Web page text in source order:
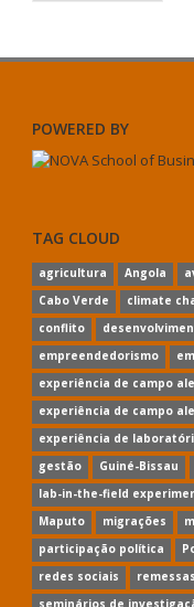
POWERED BY
TAG CLOUD
agricultura Angola
Cabo Verde
climate
conflito
empreendedorismo
experiência de campo
experiência de campo
experiência de
gestão
Guiné-Bissau
lab-in-the-field
Maputo
migrações
participação política
redes sociais
remessas
seminários de